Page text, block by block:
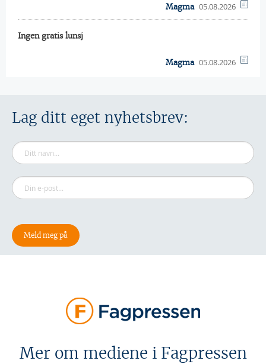
Magma 05.08.2026
Ingen gratis lunsj
Magma 05.08.2026
Lag ditt eget nyhetsbrev:
Mer om mediene i Fagpressen